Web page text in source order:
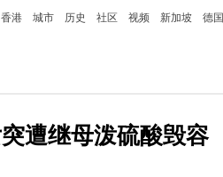
香港 城市 历史 社区 视频 新加坡 德国
遭继母泼硫酸毁容